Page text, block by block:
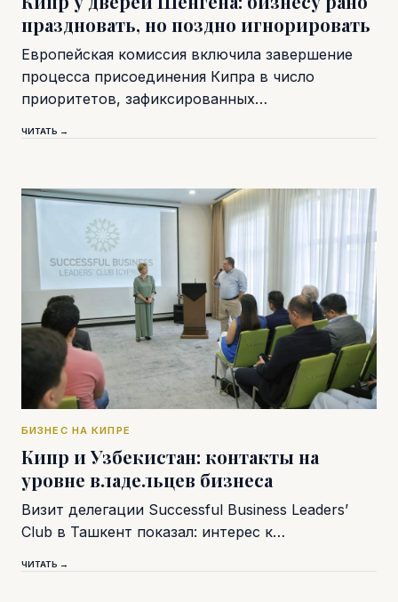
праздновать, но поздно игнорировать
Европейская комиссия включила завершение
процесса присоединения Кипра в число
приоритетов, зафиксированных…
ЧИТАТЬ →
БИЗНЕС НА КИПРЕ
Кипр и Узбекистан: контакты на
уровне владельцев бизнеса
Визит делегации Successful Business Leaders’
Club в Ташкент показал: интерес к…
ЧИТАТЬ →